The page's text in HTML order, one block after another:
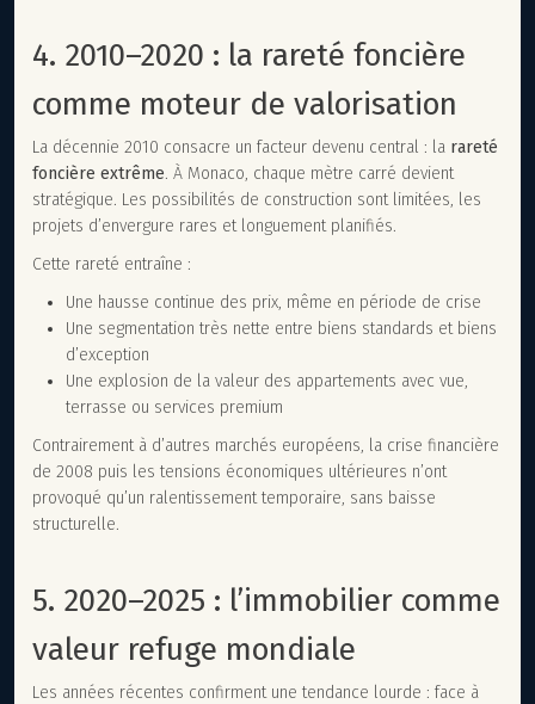
4. 2010–2020 : la rareté foncière
comme moteur de valorisation
La décennie 2010 consacre un facteur devenu central : la rareté
foncière extrême. À Monaco, chaque mètre carré devient
stratégique. Les possibilités de construction sont limitées, les
projets d’envergure rares et longuement planifiés.
Cette rareté entraîne :
Une hausse continue des prix, même en période de crise
Une segmentation très nette entre biens standards et biens
d’exception
Une explosion de la valeur des appartements avec vue,
terrasse ou services premium
Contrairement à d’autres marchés européens, la crise financière
de 2008 puis les tensions économiques ultérieures n’ont
provoqué qu’un ralentissement temporaire, sans baisse
structurelle.
5. 2020–2025 : l’immobilier comme
valeur refuge mondiale
Les années récentes confirment une tendance lourde : face à